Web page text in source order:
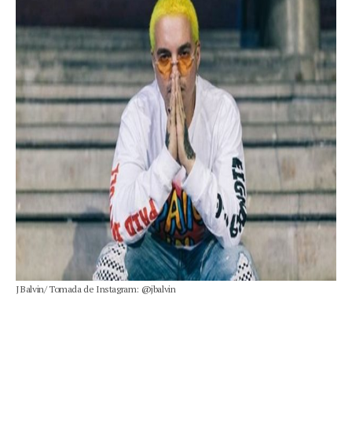
J Balvin/ Tomada de Instagram: @jbalvin